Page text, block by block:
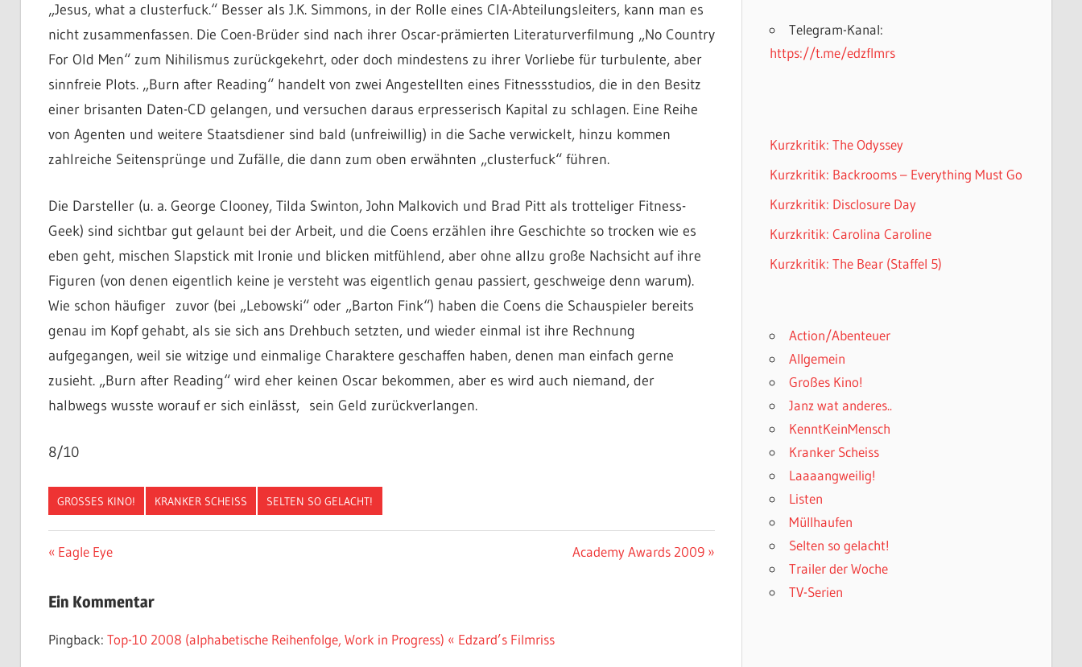
„Jesus, what a clusterfuck.“ Besser als J.K. Simmons, in der Rolle eines CIA-Abteilungsleiters, kann man es
nicht zusammenfassen. Die Coen-Brüder sind nach ihrer Oscar-prämierten Literaturverfilmung „No Country
For Old Men“ zum Nihilismus zurückgekehrt, oder doch mindestens zu ihrer Vorliebe für turbulente, aber
sinnfreie Plots. „Burn after Reading“ handelt von zwei Angestellten eines Fitnessstudios, die in den Besitz
einer brisanten Daten-CD gelangen, und versuchen daraus erpresserisch Kapital zu schlagen. Eine Reihe
von Agenten und weitere Staatsdiener sind bald (unfreiwillig) in die Sache verwickelt, hinzu kommen
zahlreiche Seitensprünge und Zufälle, die dann zum oben erwähnten „clusterfuck“ führen.
Die Darsteller (u. a. George Clooney, Tilda Swinton, John Malkovich und Brad Pitt als trotteliger Fitness-
Geek) sind sichtbar gut gelaunt bei der Arbeit, und die Coens erzählen ihre Geschichte so trocken wie es
eben geht, mischen Slapstick mit Ironie und blicken mitfühlend, aber ohne allzu große Nachsicht auf ihre
Figuren (von denen eigentlich keine je versteht was eigentlich genau passiert, geschweige denn warum).
Wie schon häufiger zuvor (bei „Lebowski“ oder „Barton Fink“) haben die Coens die Schauspieler bereits
genau im Kopf gehabt, als sie sich ans Drehbuch setzten, und wieder einmal ist ihre Rechnung
aufgegangen, weil sie witzige und einmalige Charaktere geschaffen haben, denen man einfach gerne
zusieht. „Burn after Reading“ wird eher keinen Oscar bekommen, aber es wird auch niemand, der
halbwegs wusste worauf er sich einlässt, sein Geld zurückverlangen.
8/10
GROSSES KINO! KRANKER SCHEISS SELTEN SO GELACHT!
Beitragsnavigation
Vorheriger
Eagle Eye
Nächster
Academy Awards 2009
Ein Kommentar
Pingback: Top-10 2008 (alphabetische Reihenfolge, Work in Progress) « Edzard’s Filmriss
Telegram-Kanal:
https://t.me/edzflmrs
Kurzkritik: The Odyssey
Kurzkritik: Backrooms – Everything Must Go
Kurzkritik: Disclosure Day
Kurzkritik: Carolina Caroline
Kurzkritik: The Bear (Staffel 5)
Action/Abenteuer
Allgemein
Großes Kino!
Janz wat anderes..
KenntKeinMensch
Kranker Scheiss
Laaaangweilig!
Listen
Müllhaufen
Selten so gelacht!
Trailer der Woche
TV-Serien